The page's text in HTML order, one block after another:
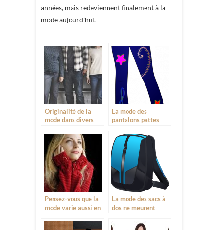
années, mais redeviennent finalement à la
mode aujourd’hui.
Originalité de la
mode dans divers
La mode des
pantalons pattes
meurent jamais
Pensez-vous que la
mode varie aussi en
La mode des sacs à
dos ne meurent